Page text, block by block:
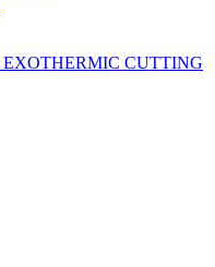
EXOTHERMIC CUTTING